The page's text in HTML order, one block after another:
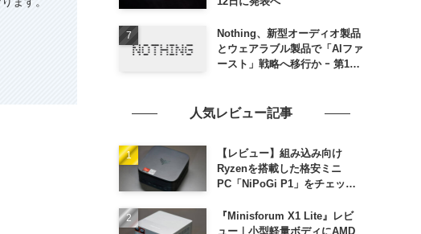
Nothing、新型オーディオ製品
とウェアラブル製品で「AIファ
ースト」戦略へ移行か ｰ 第1弾
人気レビュー記事
【レビュー】組み込み向け
Ryzenを搭載した格安ミニ
PC「NiPoGi P1」をチェック
高性能
『Minisforum X1 Lite』レビ
ュー｜小型軽量ボディにAMD